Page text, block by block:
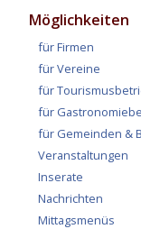
Möglichkeiten
für Firmen
für Vereine
für
für
für Gemeinden &
Veranstaltungen
Inserate
Nachrichten
Mittagsmenüs